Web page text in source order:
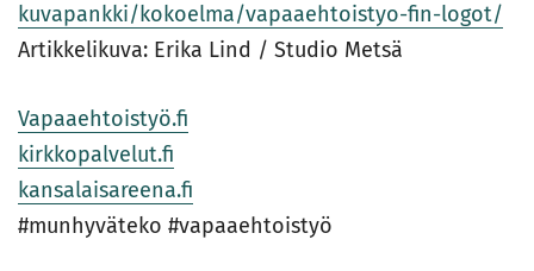
kuvapankki/kokoelma/vapaaehtoistyo-fin-logot/
Artikkelikuva: Erika Lind / Studio Metsä
Vapaaehtoistyö.fi
kirkkopalvelut.fi
kansalaisareena.fi
#munhyväteko #vapaaehtoistyö